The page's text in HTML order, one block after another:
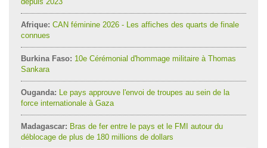
Afrique: CAN féminine 2026 - Les affiches des quarts de finale
connues
Burkina Faso: 10e Cérémonial d'hommage militaire à Thomas
Sankara
Ouganda: Le pays approuve l'envoi de troupes au sein de la
force internationale à Gaza
Madagascar: Bras de fer entre le pays et le FMI autour du
déblocage de plus de 180 millions de dollars